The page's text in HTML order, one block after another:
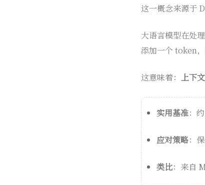
这一概念来源于
大语言模型在处
添加一个 token
这意味着： 上下
实用基准：约
应对策略：
类比：来自